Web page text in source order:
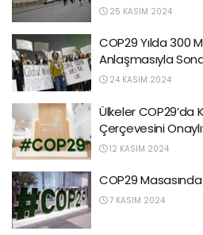
25 KASIM 2024
COP29 Yılda 300
Anlaşmasıyla
24 KASIM 2024
Ülkeler COP29’da
Çerçevesini
12 KASIM 2024
COP29
7 KASIM 2024